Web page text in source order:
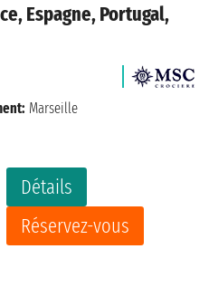
Espagne, Portugal,
Détails
Réservez-vous
Marseille